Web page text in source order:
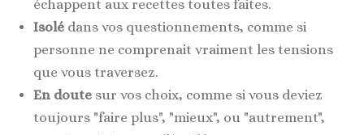
échappent aux recettes toutes faites.
Isolédans vos questionnements, comme si
personne ne comprenait vraiment les tensions
que vous traversez.
En doutesur vos choix, comme si vous deviez
toujours "faire plus", "mieux", ou "autrement",